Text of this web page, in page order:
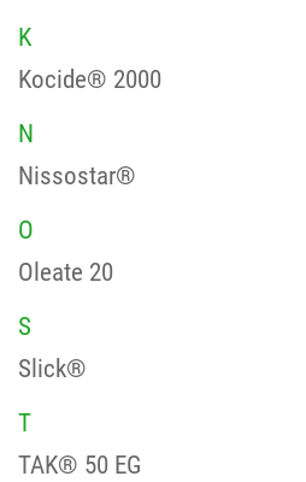
K
Kocide® 2000
N
Nissostar®
O
Oleate 20
S
Slick®
T
TAK® 50 EG